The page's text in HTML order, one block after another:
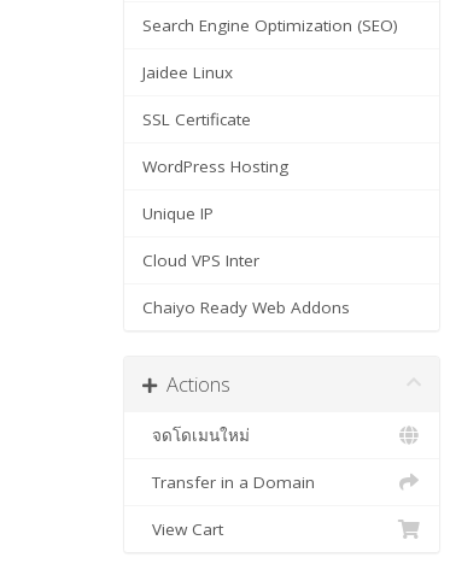
Search Engine Optimization (SEO)
Jaidee Linux
SSL Certificate
WordPress Hosting
Unique IP
Cloud VPS Inter
Chaiyo Ready Web Addons
Actions
จดโดเมนใหม่
Transfer in a Domain
View Cart